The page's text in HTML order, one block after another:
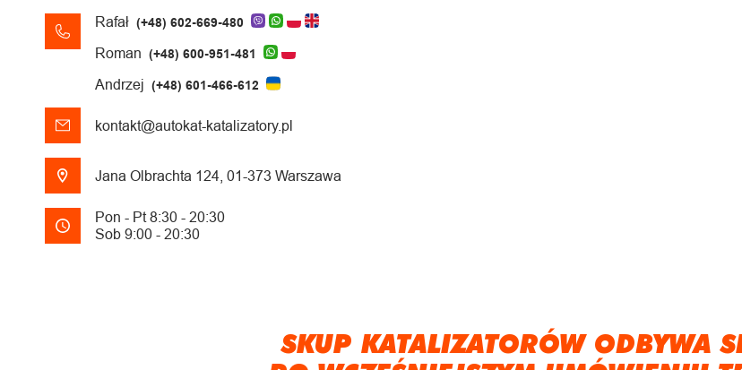
Rafał (+48) 602-669-480
Roman (+48) 600-951-481
Andrzej (+48) 601-466-612
kontakt@autokat-katalizatory.pl
Jana Olbrachta 124, 01-373 Warszawa
Pon - Pt 8:30 - 20:30
Sob 9:00 - 20:30
SKUP KATALIZATORÓW ODBYWA